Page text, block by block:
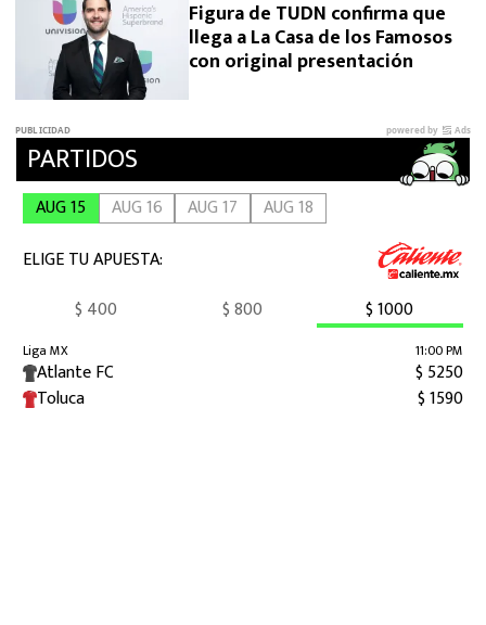
Figura de TUDN confirma que
llega a La Casa de los Famosos
con original presentación